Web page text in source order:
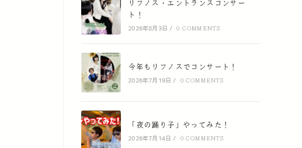
リフノス・エントランスコンサー
ト！
2026年8月3日 / 0 COMMENTS
今年もリフノスでコンサート！
2026年7月19日 / 0 COMMENTS
「夜の踊り子」やってみた！
2026年7月14日 / 0 COMMENTS